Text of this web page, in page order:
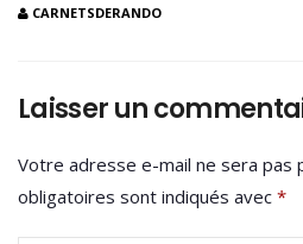
CARNETSDERANDO
Laisser un
Votre adresse e-mail ne sera pas
obligatoires sont indiqués avec *